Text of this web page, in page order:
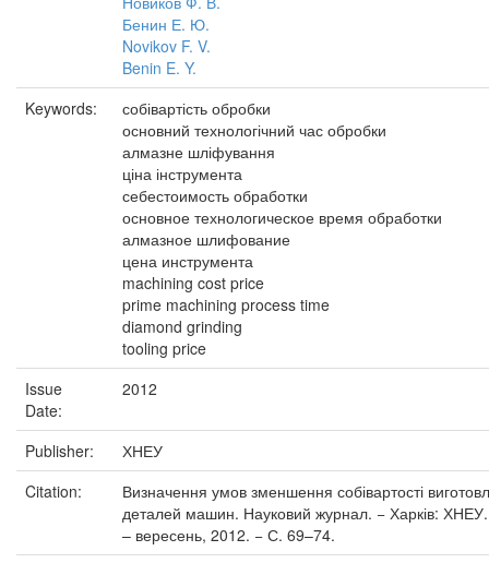
Бенин Е. Ю.
Novikov F. V.
Benin E. Y.
Keywords:
собівартість обробки
основний технологічний час обробки
алмазне шліфування
ціна інструмента
себестоимость обработки
основное технологическое время обработки
алмазное шлифование
цена инструмента
machining cost price
prime machining process time
diamond grinding
tooling price
Issue
Date:
2012
Publisher:
ХНЕУ
Citation:
Визначення умов зменшення собівартості
деталей машин. Науковий журнал. − Харків:
– вересень, 2012. − С. 69–74.